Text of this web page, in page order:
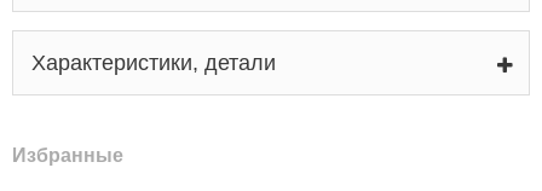
Характеристики, детали
Избранные